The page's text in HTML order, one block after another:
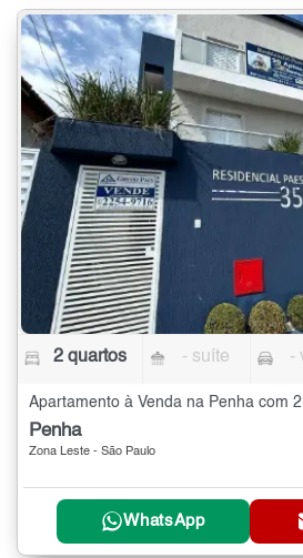
2 quartos - suíte -
Apartamento à Venda na Penha com
Penha
Zona Leste - São Paulo
WhatsApp